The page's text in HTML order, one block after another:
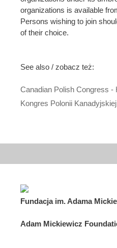
organizations is available
Persons wishing to join
of their choice.
See also / zobacz też:
Canadian Polish Congress -
Kongres Polonii
Fundacja im. Adama
Adam Mickiewicz